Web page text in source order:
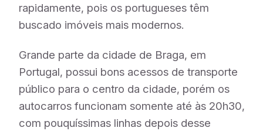
rapidamente, pois os portugueses têm
buscado imóveis mais modernos.
Grande parte da cidade de Braga, em
Portugal, possui bons acessos de transporte
público para o centro da cidade, porém os
autocarros funcionam somente até às 20h30,
com pouquíssimas linhas depois desse